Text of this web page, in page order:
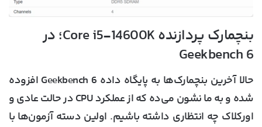
بنچمارک پردازنده Core i5-14600K؛ در
Geekbench 6
حالا آخرین بنچمارک‌ها به پایگاه داده Geekbench 6 افزوده
شده و به ما نشون می‌ده که از عملکرد CPU در حالت عادی و
اورکلاک چه انتظاری داشته باشیم. اولین دسته آزمون‌ها با